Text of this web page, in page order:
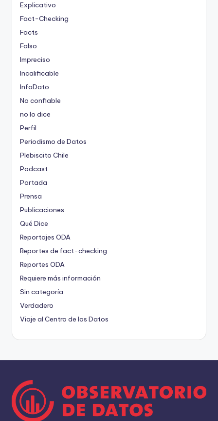
Explicativo
Fact-Checking
Facts
Falso
Impreciso
Incalificable
InfoDato
No confiable
no lo dice
Perfil
Periodismo de Datos
Plebiscito Chile
Podcast
Portada
Prensa
Publicaciones
Qué Dice
Reportajes ODA
Reportes de fact-checking
Reportes ODA
Requiere más información
Sin categoría
Verdadero
Viaje al Centro de los Datos